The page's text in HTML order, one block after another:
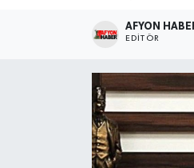
AFYON
EDITÖR
Magazin